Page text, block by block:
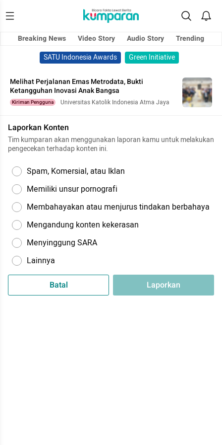
Breaking News Video Story Audio Story
Trending
SATU Indonesia Awards
Green Initiative
Melihat Perjalanan Emas Metrodata, Bukti
Ketangguhan Inovasi Anak Bangsa
Kiriman Pengguna Universitas Katolik Indonesia Atma Jaya
Laporkan Konten
Tim kumparan akan menggunakan laporan kamu untuk melakukan
pengecekan terhadap konten ini.
Spam, Komersial, atau Iklan
Memiliki unsur pornografi
Membahayakan atau menjurus tindakan berbahaya
Mengandung konten kekerasan
Menyinggung SARA
Lainnya
Batal Laporkan